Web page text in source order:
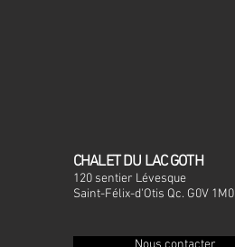
CHALET DU LAC GOTH
120 sentier Lévesque
Saint-Félix-d'Otis Qc. G0V 1M0